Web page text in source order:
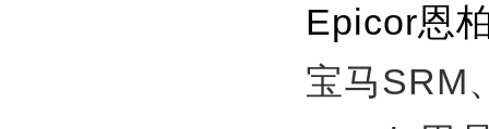
Epicor恩
宝马SRM